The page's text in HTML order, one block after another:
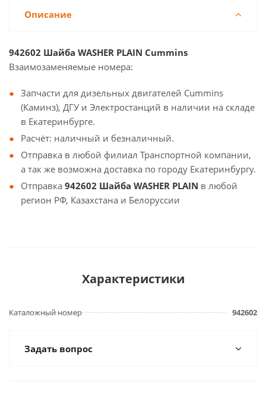
Описание
942602 Шайба WASHER PLAIN Cummins
Взаимозаменяемые номера:
Запчасти для дизельных двигателей Cummins
(Каминз), ДГУ и Электростанций в наличии на складе
в Екатеринбурге.
Расчёт: наличный и безналичный.
Отправка в любой филиал Транспортной компании,
а так же возможна доставка по городу Екатеринбургу.
Отправка 942602 Шайба WASHER PLAIN в любой
регион РФ, Казахстана и Белоруссии
Характеристики
Каталожный номер 942602
Задать вопрос